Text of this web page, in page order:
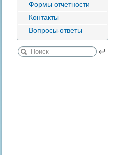
Формы отчетности
Контакты
Вопросы-ответы